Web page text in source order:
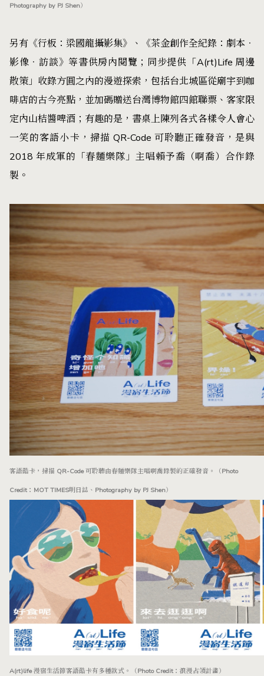
Photography by PJ Shen）
另有《行板：梁國龍攝影集》、《茶金創作全紀錄：劇本．
影像．訪談》等書供房內閱覽；同步提供「A(rt)Life 周邊
散策」收錄方圓之內的漫遊探索，包括台北城區從廟宇到咖
啡店的古今亮點，並加碼贈送台灣博物館四館聯票、客家限
定內山桔醬啤酒；有趣的是，書桌上陳列各式各樣令人會心
一笑的客語小卡，掃描 QR-Code 可聆聽正確發音，是與
2018 年成軍的「春麵樂隊」主唱賴予喬（啊喬）合作錄
製。
客語酷卡，掃描 QR-Code 可聆聽由春麵樂隊主唱啊喬錄製的正確發音。（Photo
Credit：MOT TIMES明日誌、Photography by PJ Shen）
A(rt)life 漫宿生活節客語酷卡有多種款式。（Photo Credit：浪漫占領計畫）